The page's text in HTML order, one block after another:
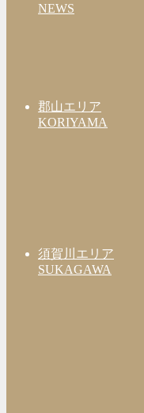
NEWS
郡山エリア
KORIYAMA
須賀川エリア
SUKAGAWA